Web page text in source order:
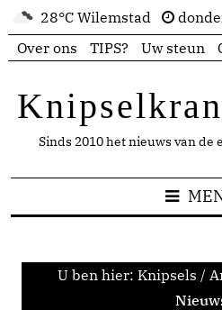
28°C Wilemstad
Over ons
TIPS? Uw steun
Sinds 2010 het nieuws van de
U ben hier: Knipsels /